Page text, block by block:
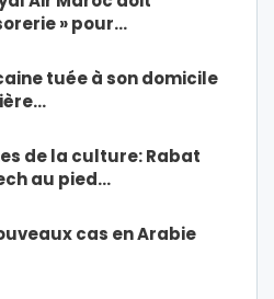
» pour…
tuée à son domicile
de la culture: Rabat
au pied…
cas en Arabie